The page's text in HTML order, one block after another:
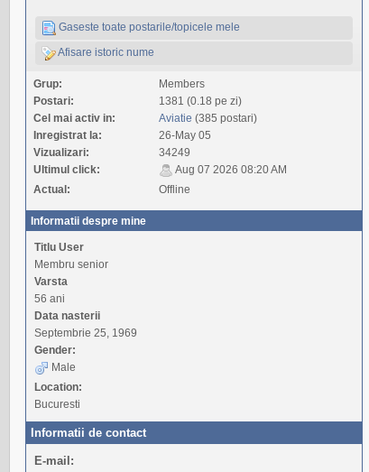
Gaseste toate postarile/topicele mele
Afisare istoric nume
Grup:
Members
Postari:
1381 (0.18 pe zi)
Cel mai activ in:
Aviatie (385 postari)
Inregistrat la:
26-May 05
Vizualizari:
34249
Ultimul click:
Aug 07 2026 08:20 AM
Actual:
Offline
Informatii despre mine
Titlu User
Membru senior
Varsta
56 ani
Data nasterii
Septembrie 25, 1969
Gender:
Male
Location:
Bucuresti
Informatii de contact
E-mail: